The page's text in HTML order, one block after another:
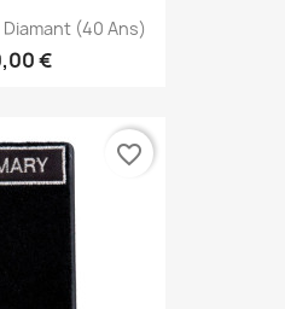
(40 Ans)
€
favorite_border